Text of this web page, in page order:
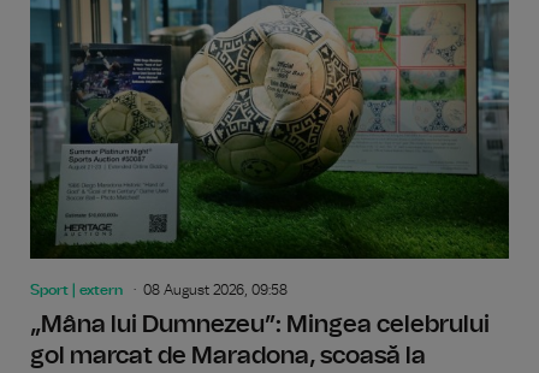
Sport | extern 08 August 2026, 09:58
„Mâna lui Dumnezeu”: Mingea celebrului
gol marcat de Maradona, scoasă la